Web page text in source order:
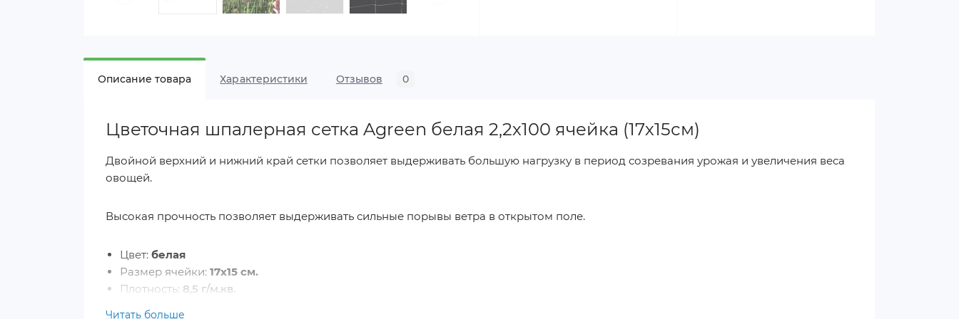
Описание товара Характеристики Отзывов 0
Цветочная шпалерная сетка Agreen белая 2,2х100 ячейка (17х15см)
Двойной верхний и нижний край сетки позволяет выдерживать большую нагрузку в период созревания урожая и увеличения веса
овощей.
Высокая прочность позволяет выдерживать сильные порывы ветра в открытом поле.
Цвет: белая
Размер ячейки: 17х15 см.
Плотность: 8,5 г/м.кв.
Читать больше